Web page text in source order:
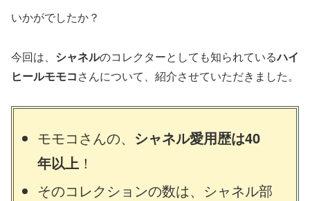
いかがでしたか？
今回は、 シャネルのコレクターとしても知られているハイ
ヒールモモコさんについて、紹介させていただきました。
モモコさんの、 シャネル愛用歴は40
年以上 ！
そのコレクションの数は、シャネル部